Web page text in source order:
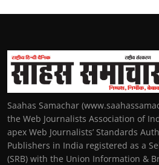
Saahas Samachar
the Web Journalists Association of
apex Web Journalists’ Standards
Publishers in India registered as a
(SRB) with the Union Information &